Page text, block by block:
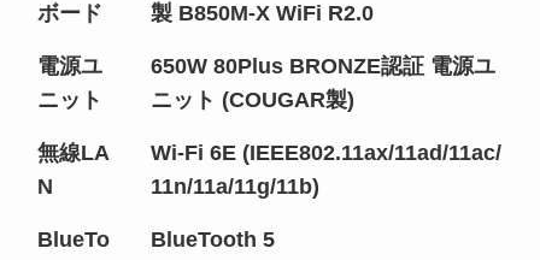
ボード
製 B850M-X WiFi R2.0
電源ユ
ニット
650W 80Plus BRONZE認証 電源ユ
ニット (COUGAR製)
無線LA
N
Wi-Fi 6E (IEEE802.11ax/11ad/11ac/
11n/11a/11g/11b)
BlueTo
BlueTooth 5